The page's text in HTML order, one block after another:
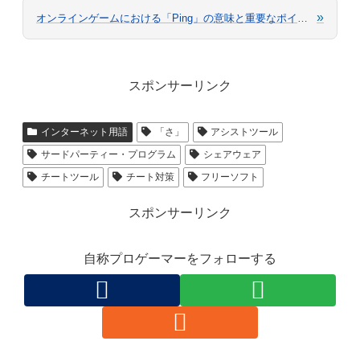
»
スポンサーリンク
インターネット用語 「さ」
アシストツール
サードパーティー・プログラム
シェアウェア
チートツール
チート対策 フリーソフト
スポンサーリンク
自称プロゲーマーをフォローする